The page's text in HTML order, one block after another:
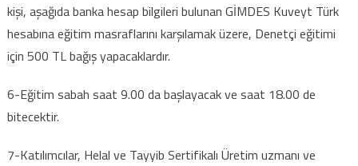
kişi, aşağıda banka hesap bilgileri bulunan GİMDES Kuveyt Türk
hesabına eğitim masraflarını karşılamak üzere, Denetçi eğitimi
için 500 TL bağış yapacaklardır.
6-Eğitim sabah saat 9.00 da başlayacak ve saat 18.00 de
bitecektir.
7-Katılımcılar, Helal ve Tayyib Sertifikalı Üretim uzmanı ve